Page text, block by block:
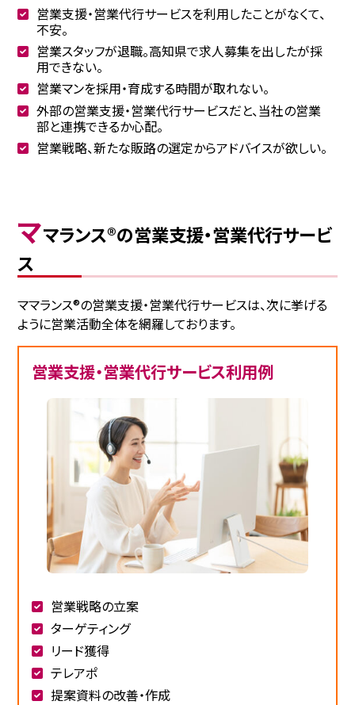
営業支援・営業代行サービスを利用したことがなくて、
不安。
営業スタッフが退職。高知県で求人募集を出したが採
用できない。
営業マンを採用・育成する時間が取れない。
外部の営業支援・営業代行サービスだと、当社の営業
部と連携できるか心配。
営業戦略、新たな販路の選定からアドバイスが欲しい。
ママランス®の営業支援・営業代行サービ
ス
ママランス®の営業支援・営業代行サービスは、次に挙げる
ように営業活動全体を網羅しております。
営業支援・営業代行サービス利用例
営業戦略の立案
ターゲティング
リード獲得
テレアポ
提案資料の改善・作成